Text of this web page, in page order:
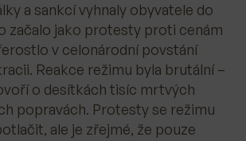
a sankcí vyhnaly obyvatele do
začalo jako protesty proti cenám
v celonárodní povstání
Reakce režimu byla brutální –
o desítkách tisíc mrtvých
popravách. Protesty se režimu
ale je zřejmé, že pouze